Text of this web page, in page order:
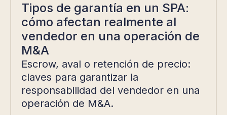
Tipos de garantía en un SPA:
cómo afectan realmente al
vendedor en una operación de
M&A
Escrow, aval o retención de precio:
claves para garantizar la
responsabilidad del vendedor en una
operación de M&A.